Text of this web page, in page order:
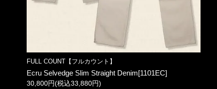
FULL COUNT【フルカウント】
Ecru Selvedge Slim Straight Denim[1101EC]
30,800円(税込33,880円)